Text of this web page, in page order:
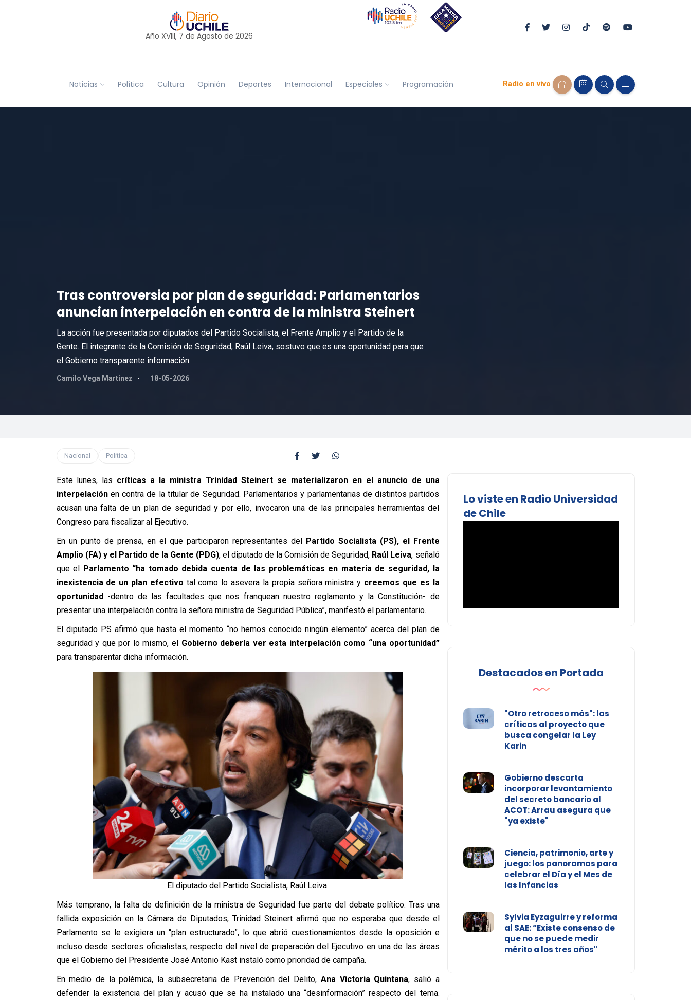
Año XVIII, 7 de Agosto de 2026
Noticias Política Cultura Opinión Deportes Internacional Especiales Programación Radio en vivo
Tras controversia por plan de seguridad: Parlamentarios
anuncian interpelación en contra de la ministra Steinert
La acción fue presentada por diputados del Partido Socialista, el Frente Amplio y el Partido de la
Gente. El integrante de la Comisión de Seguridad, Raúl Leiva, sostuvo que es una oportunidad para que
el Gobierno transparente información.
Camilo Vega Martinez 18-05-2026
Nacional Política
Este lunes, las críticas a la ministra Trinidad Steinert se materializaron en el anuncio de una
interpelaciónen contra de la titular de Seguridad. Parlamentarios y parlamentarias de distintos partidos
acusan una falta de un plan de seguridad y por ello, invocaron una de las principales herramientas del
Congreso para fiscalizar al Ejecutivo.
En un punto de prensa, en el que participaron representantes del Partido Socialista (PS), el Frente
Amplio (FA) y el Partido de la Gente (PDG), el diputado de la Comisión de Seguridad, Raúl Leiva, señaló
que el Parlamento “ha tomado debida cuenta de las problemáticas en materia de seguridad, la
inexistencia de un plan efectivo tal como lo asevera la propia señora ministra y creemos que es la
oportunidad-dentro de las facultades que nos franquean nuestro reglamento y la Constitución- de
presentar una interpelación contra la señora ministra de Seguridad Pública”, manifestó el parlamentario.
El diputado PS afirmó que hasta el momento “no hemos conocido ningún elemento” acerca del plan de
seguridad y que por lo mismo, el Gobierno debería ver esta interpelación como “una oportunidad”
para transparentar dicha información.
El diputado del Partido Socialista, Raúl Leiva.
Más temprano, la falta de definición de la ministra de Seguridad fue parte del debate político. Tras una
fallida exposición en la Cámara de Diputados, Trinidad Steinert afirmó que no esperaba que desde el
Parlamento se le exigiera un “plan estructurado”, lo que abrió cuestionamientos desde la oposición e
incluso desde sectores oficialistas, respecto del nivel de preparación del Ejecutivo en una de las áreas
que el Gobierno del Presidente José Antonio Kast instaló como prioridad de campaña.
En medio de la polémica, la subsecretaria de Prevención del Delito, Ana Victoria Quintana, salió a
defender la existencia del plan y acusó que se ha instalado una “desinformación” respecto del tema.
Lo viste en Radio Universidad
de Chile
Destacados en Portada
"Otro retroceso más": las
críticas al proyecto que
busca congelar la Ley
Karin
Gobierno descarta
incorporar levantamiento
del secreto bancario al
ACOT: Arrau asegura que
"ya existe"
Ciencia, patrimonio, arte y
juego: los panoramas para
celebrar el Día y el Mes de
las Infancias
Sylvia Eyzaguirre y reforma
al SAE: “Existe consenso de
que no se puede medir
mérito a los tres años"